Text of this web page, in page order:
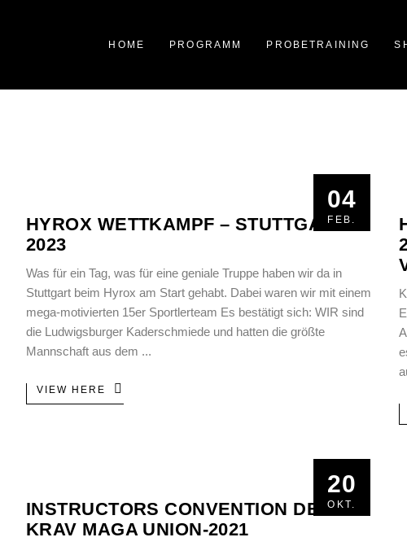
HOME PROGRAMM PROBETRAINING
04
FEB.
04
FEB.
HYROX WETTKAMPF – STUTTGART
2023
Was für ein Tag, was für eine geniale Truppe haben wir da in
Stuttgart beim Hyrox am Start gehabt. Dabei waren wir mit einem
mega-motivierten 15er Sportlerteam Es bestätigt sich: WIR sind
die Ludwigsburger Kaderschmiede und hatten die größte
Mannschaft aus dem
VIEW HERE
20
OKT.
20
OKT.
INSTRUCTORS CONVENTION DER
KRAV MAGA UNION-2021